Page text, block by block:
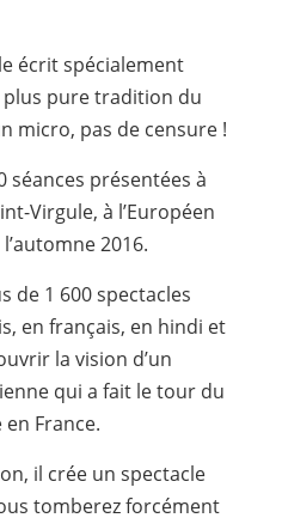
écrit spécialement
plus pure tradition du
micro, pas de censure !
séances présentées à
Virgule, à l’Européen
2016.
de 1 600 spectacles
en français, en hindi et
la vision d’un
qui a fait le tour du
France.
il crée un spectacle
tomberez forcément